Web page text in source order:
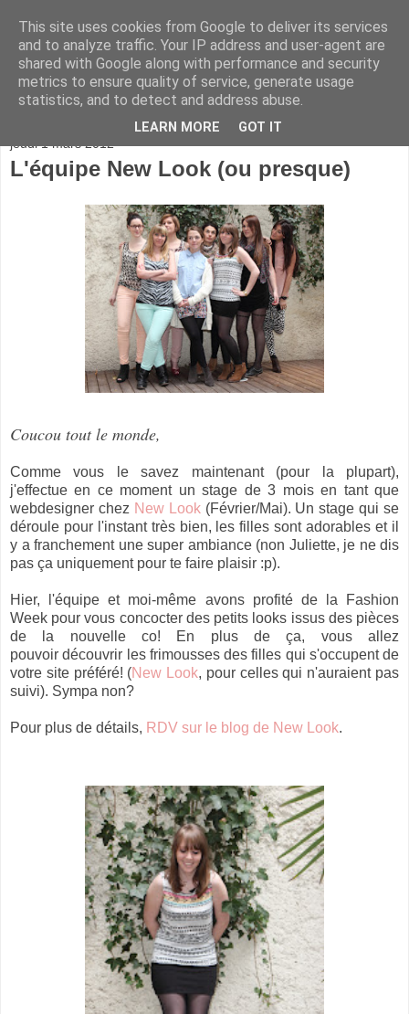
jeudi 1 mars 2012
L'équipe New Look (ou presque)
Coucou tout le monde,
Comme vous le savez maintenant (pour la plupart),
j'effectue en ce moment un stage de 3 mois en tant que
webdesigner chez New Look(Février/Mai). Un stage qui se
déroule pour l'instant très bien, les filles sont adorables et il
y a franchement une super ambiance (non Juliette, je ne dis
pas ça uniquement pour te faire plaisir :p).
Hier, l'équipe et moi-même avons profité de la Fashion
Week pour vous concocter des petits looks issus des pièces
de la nouvelle co! En plus de ça, vous allez
pouvoir découvrir les frimousses des filles qui s'occupent de
votre site préféré! (New Look, pour celles qui n'auraient pas
suivi). Sympa non?
Pour plus de détails, RDV sur le blog de New Look.
This site uses cookies from Google to deliver its services
and to analyze traffic. Your IP address and user-agent are
shared with Google along with performance and security
metrics to ensure quality of service, generate usage
statistics, and to detect and address abuse.
LEARN MORE GOT IT